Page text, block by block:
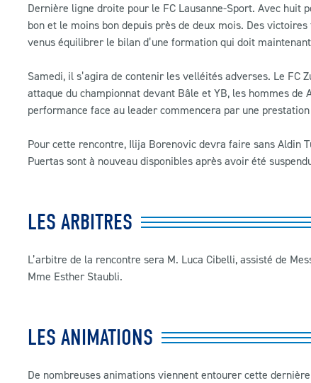
Dernière ligne droite pour le FC Lausanne-Sport. Avec huit
bon et le moins bon depuis près de deux mois. Des
venus équilibrer le bilan d’une formation qui doit
Samedi, il s’agira de contenir les velléités adverses. Le FC
attaque du championnat devant Bâle et YB, les hommes
performance face au leader commencera par une
Pour cette rencontre, Ilija Borenovic devra faire sans Aldin
Puertas sont à nouveau disponibles après avoir été
LES ARBITRES
L’arbitre de la rencontre sera M. Luca Cibelli, assisté de
Mme Esther Staubli.
LES ANIMATIONS
De nombreuses animations viennent entourer cette